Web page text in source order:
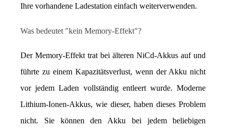
Ihre vorhandene Ladestation einfach weiterverwenden.
Was bedeutet "kein Memory-Effekt"?
Der Memory-Effekt trat bei älteren NiCd-Akkus auf und
führte zu einem Kapazitätsverlust, wenn der Akku nicht
vor jedem Laden vollständig entleert wurde. Moderne
Lithium-Ionen-Akkus, wie dieser, haben dieses Problem
nicht. Sie können den Akku bei jedem beliebigen